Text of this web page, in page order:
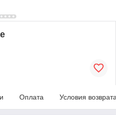
Оплата Условия